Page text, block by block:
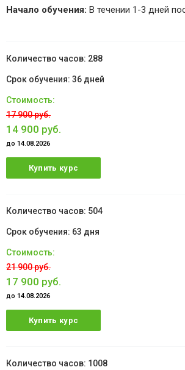
Начало обучения: В течении 1-3 дней
288
36 дней
17 900 руб.
14 900 руб.
до 14.08.2026
Купить курс
504
63 дня
21 900 руб.
17 900 руб.
до 14.08.2026
Купить курс
1008